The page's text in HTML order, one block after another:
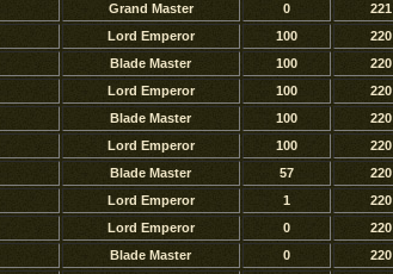
Grand Master 0
221
Lord Emperor 100
220
Blade Master 100
220
Lord Emperor 100
220
Blade Master 100
220
Lord Emperor 100
220
Blade Master 57
220
Lord Emperor 1
220
Lord Emperor 0
220
Blade Master 0
220